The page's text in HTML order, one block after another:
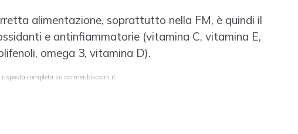
alimentazione, soprattutto nella FM, è quindi il
e antinfiammatorie (vitamina C, vitamina E,
omega 3, vitamina D).
completa su carmenbiscaini.it